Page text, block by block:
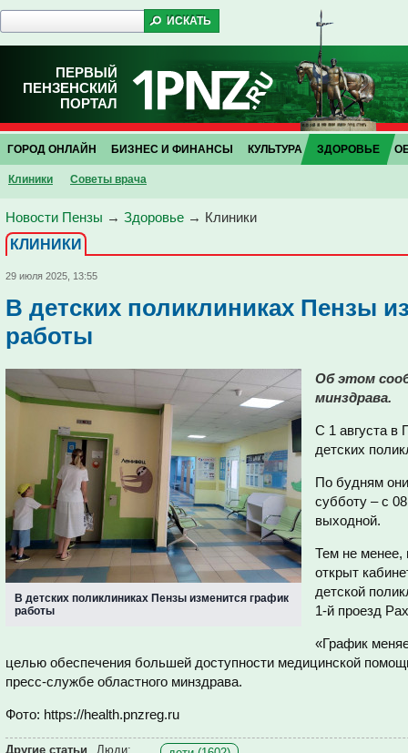
ПЕРВЫЙ
ПЕНЗЕНСКИЙ
ПОРТАЛ
ГОРОД ОНЛАЙН БИЗНЕС И ФИНАНСЫ КУЛЬТУРА ЗДОРОВЬЕ
Клиники Советы врача
Новости Пензы → Здоровье → Клиники
КЛИНИКИ
29 июля 2025, 13:55
В детских поликлиниках Пензы
работы
В детских поликлиниках Пензы изменится график
работы
Об этом
минздрава.
С 1 августа в
детских
По будням
субботу – с
выходной.
Тем не менее,
открыт
детской
1-й проезд
«График
целью обеспечения большей доступности медицинской
пресс-службе областного минздрава.
Фото: https://health.pnzreg.ru
Другие статьи
Люди: